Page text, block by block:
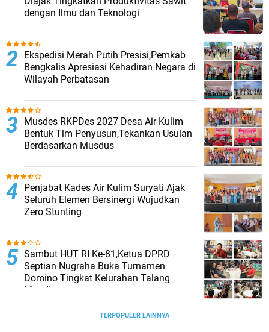
dengan Ilmu dan Teknologi
Ekspedisi Merah Putih Presisi,Pemkab
Bengkalis Apresiasi Kehadiran Negara di
Wilayah Perbatasan
Musdes RKPDes 2027 Desa Air Kulim
Bentuk Tim Penyusun,Tekankan Usulan
Berdasarkan Musdus
Penjabat Kades Air Kulim Suryati Ajak
Seluruh Elemen Bersinergi Wujudkan
Zero Stunting
Sambut HUT RI Ke-81,Ketua DPRD
Septian Nugraha Buka Turnamen
Domino Tingkat Kelurahan Talang
Mandi
TERPOPULER LAINNYA